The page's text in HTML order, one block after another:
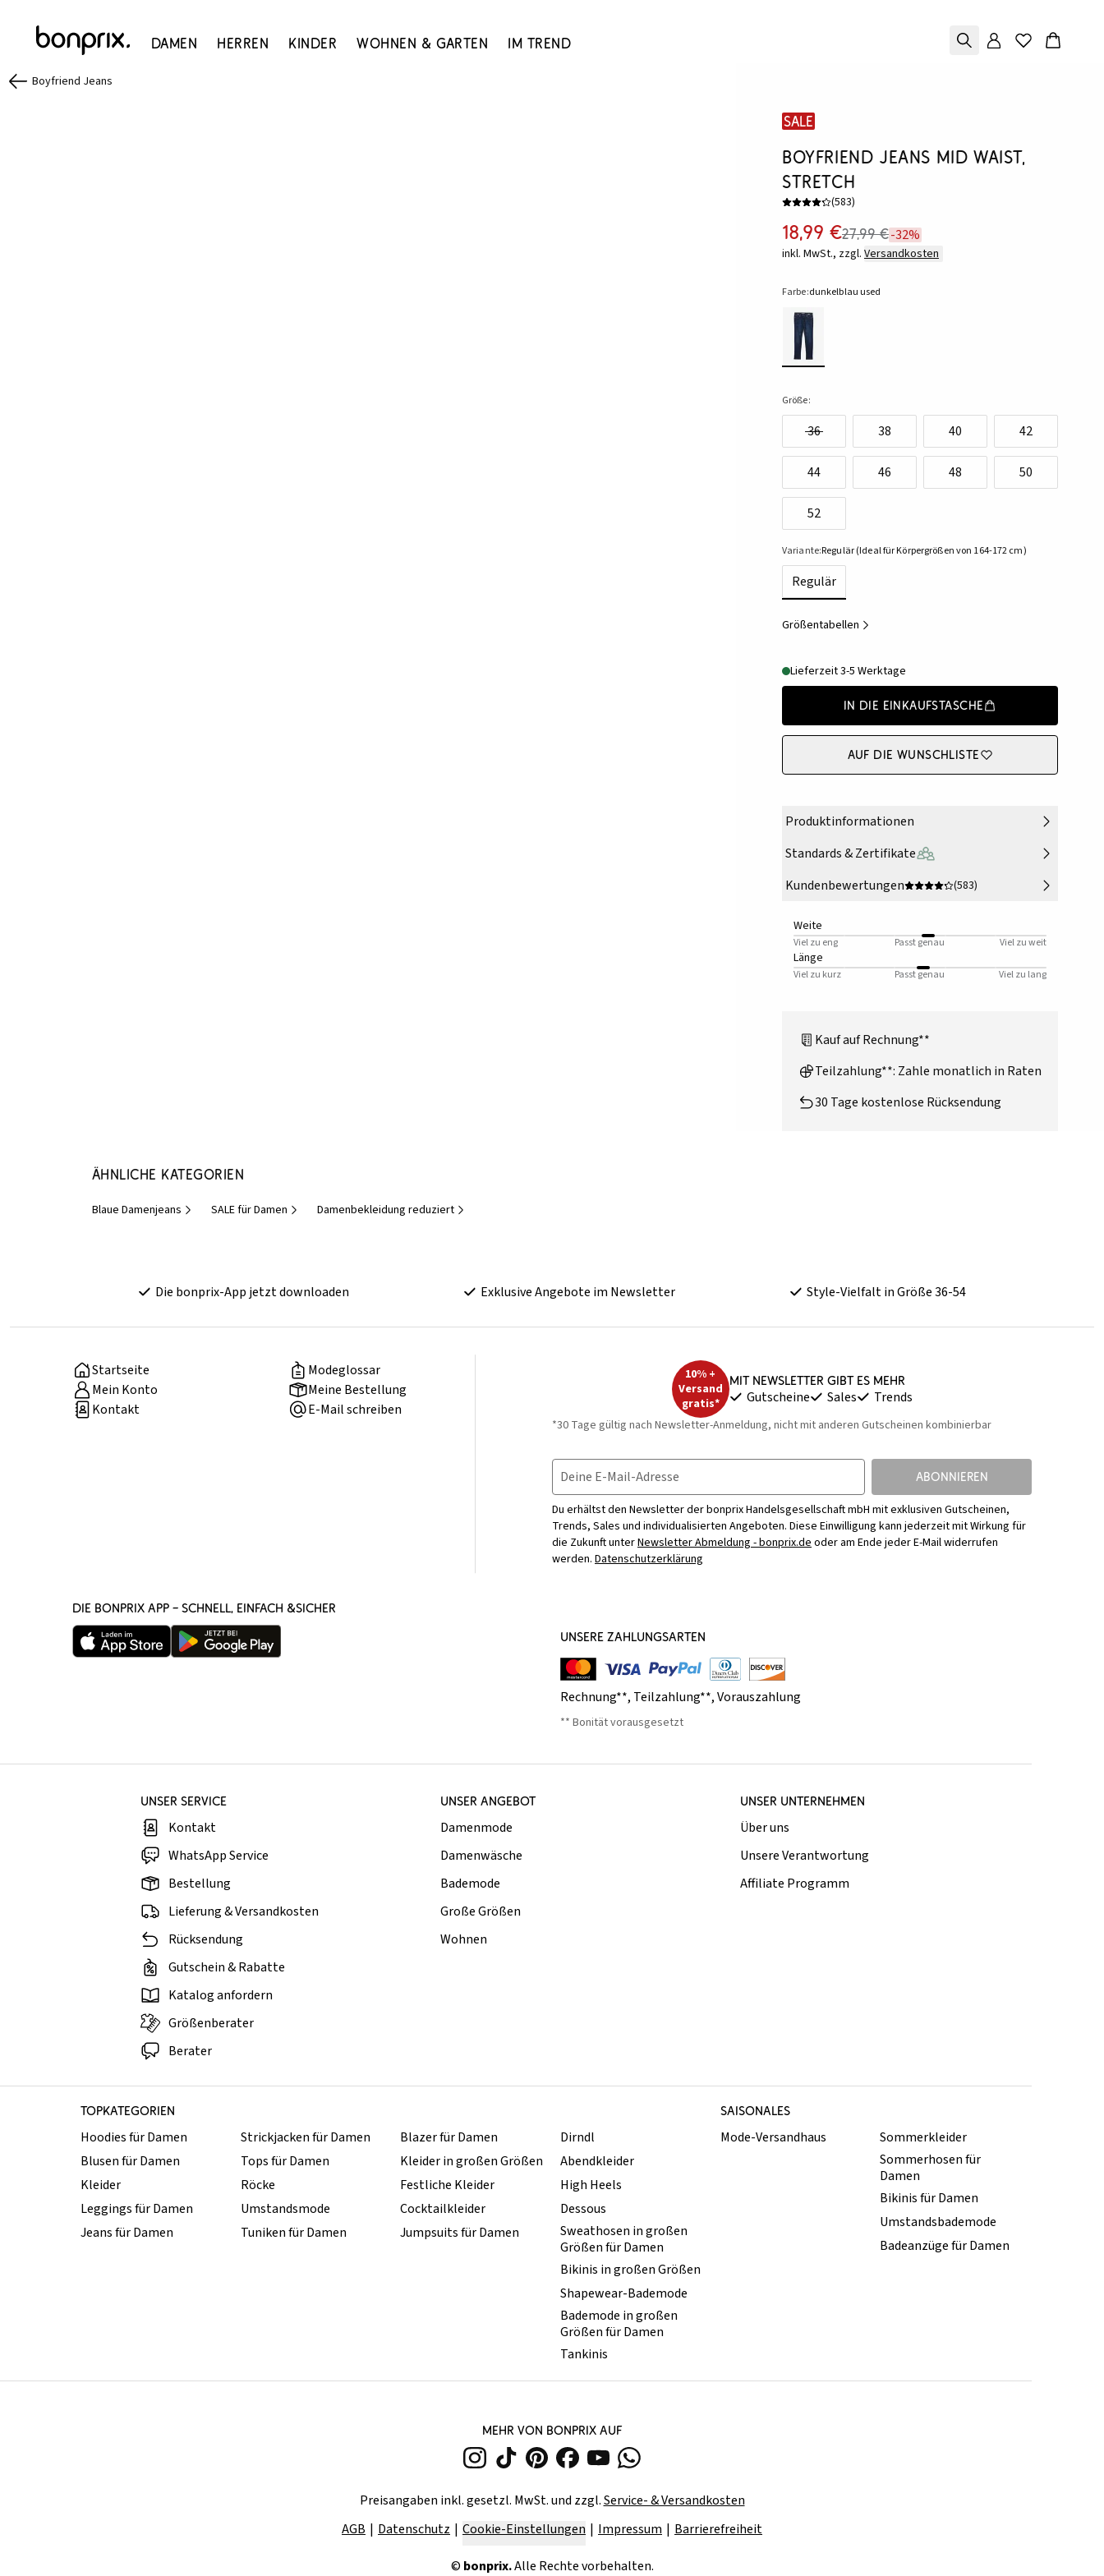
Damen Herren Kinder Wohnen & Garten Im Trend
Boyfriend Jeans
SALE
Boyfriend Jeans Mid Waist,
Stretch
(583)
18,99 €27,99 €-32%
inkl. MwSt., zzgl. Versandkosten
Farbe:dunkelblau used
Größe:
36 38 40 42
44 46 48 50
52
Variante:Regulär (Ideal für Körpergrößen von 164-172 cm)
Regulär
Größentabellen
Lieferzeit 3-5 Werktage
In die Einkaufstasche
Auf die Wunschliste
Produktinformationen
Standards & Zertifikate
Kundenbewertungen
(583)
Weite
Viel zu eng Passt genau Viel zu weit
Länge
Viel zu kurz Passt genau Viel zu lang
Kauf auf Rechnung**
Teilzahlung**: Zahle monatlich in Raten
30 Tage kostenlose Rücksendung
Ähnliche Kategorien
Blaue Damenjeans SALE für Damen Damenbekleidung reduziert
Die bonprix-App jetzt downloaden Exklusive Angebote im Newsletter Style-Vielfalt in Größe 36-54
Startseite
Modeglossar
Mein Konto
Meine Bestellung
Kontakt
E-Mail schreiben
10% +
Versand
gratis*
Mit Newsletter gibt es mehr
Gutscheine Sales Trends
*30 Tage gültig nach Newsletter-Anmeldung, nicht mit anderen Gutscheinen kombinierbar
Deine E-Mail-Adresse ABONNIEREN
Du erhältst den Newsletter der bonprix Handelsgesellschaft mbH mit exklusiven Gutscheinen,
Trends, Sales und individualisierten Angeboten. Diese Einwilligung kann jederzeit mit Wirkung für
die Zukunft unterNewsletter Abmeldung - bonprix.deoder am Ende jeder E-Mail widerrufen
werden. Datenschutzerklärung
DIE BONPRIX APP – SCHNELL, EINFACH &SICHER
UNSERE ZAHLUNGSARTEN
Rechnung**, Teilzahlung**,Vorauszahlung
** Bonität vorausgesetzt
UNSER SERVICE
Kontakt
WhatsApp Service
Bestellung
Lieferung & Versandkosten
Rücksendung
Gutschein & Rabatte
Katalog anfordern
Größenberater
Berater
UNSER ANGEBOT
Damenmode
Damenwäsche
Bademode
Große Größen
Wohnen
UNSER UNTERNEHMEN
Über uns
Unsere Verantwortung
Affiliate Programm
TOPKATEGORIEN SAISONALES
Hoodies für Damen
Blusen für Damen
Kleider
Leggings für Damen
Jeans für Damen
Strickjacken für Damen
Tops für Damen
Röcke
Umstandsmode
Tuniken für Damen
Blazer für Damen
Kleider in großen Größen
Festliche Kleider
Cocktailkleider
Jumpsuits für Damen
Dirndl
Abendkleider
High Heels
Dessous
Sweathosen in großen
Größen für Damen
Mode-Versandhaus
Sommerkleider
Sommerhosen für
Damen
Bikinis für Damen
Umstandsbademode
Badeanzüge für Damen
Bikinis in großen Größen
Shapewear-Bademode
Bademode in großen
Größen für Damen
Tankinis
MEHR VON BONPRIX AUF
Preisangaben inkl. gesetzl. MwSt. und zzgl.Service- & Versandkosten
AGB
Datenschutz Cookie-Einstellungen Impressum Barrierefreiheit
© bonprix.Alle Rechte vorbehalten.